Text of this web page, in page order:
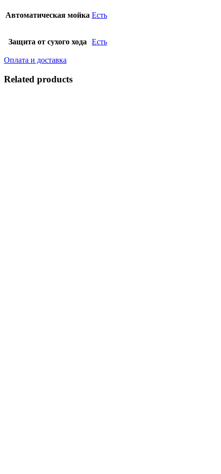
Автоматическая мойка Есть
Защита от сухого хода Есть
Оплата и доставка
Related products